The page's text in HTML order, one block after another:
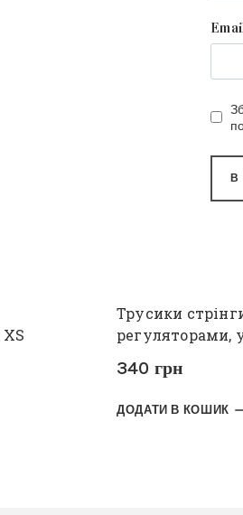
Трусики
регуляторами,
340 грн
ДОДАТИ В КОШИК